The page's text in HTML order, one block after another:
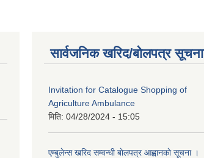
सार्वजनिक खरिद/बोलपत्र सूचना
Invitation for Catalogue Shopping of
Agriculture Ambulance
मिति: 04/28/2024 - 15:05
एम्बुलेन्स खरिद सम्वन्धी बाेलपत्र आह्वानकाे सूचना ।